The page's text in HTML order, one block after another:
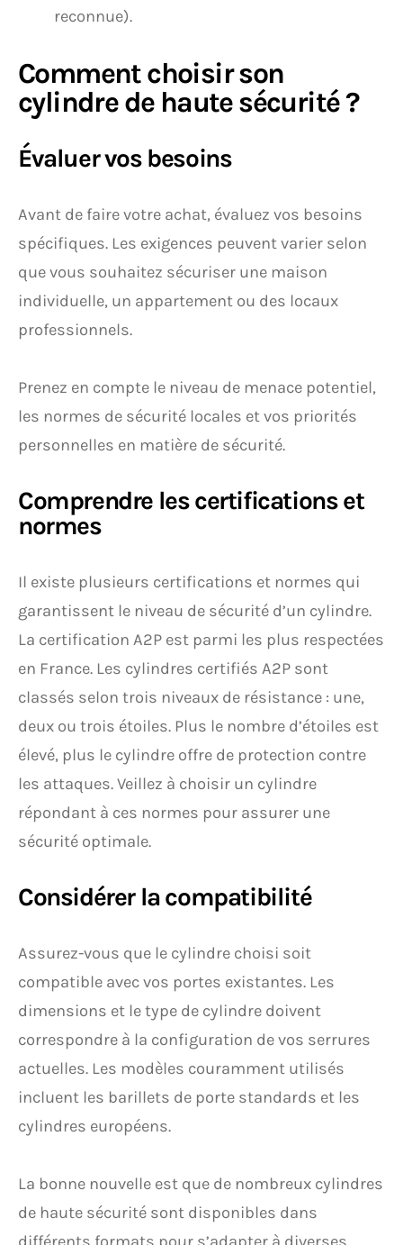
reconnue).
Comment choisir son
cylindre de haute sécurité ?
Évaluer vos besoins
Avant de faire votre achat, évaluez vos besoins
spécifiques. Les exigences peuvent varier selon
que vous souhaitez sécuriser une maison
individuelle, un appartement ou des locaux
professionnels.
Prenez en compte le niveau de menace potentiel,
les normes de sécurité locales et vos priorités
personnelles en matière de sécurité.
Comprendre les certifications et
normes
Il existe plusieurs certifications et normes qui
garantissent le niveau de sécurité d’un cylindre.
La certification A2P est parmi les plus respectées
en France. Les cylindres certifiés A2P sont
classés selon trois niveaux de résistance : une,
deux ou trois étoiles. Plus le nombre d’étoiles est
élevé, plus le cylindre offre de protection contre
les attaques. Veillez à choisir un cylindre
répondant à ces normes pour assurer une
sécurité optimale.
Considérer la compatibilité
Assurez-vous que le cylindre choisi soit
compatible avec vos portes existantes. Les
dimensions et le type de cylindre doivent
correspondre à la configuration de vos serrures
actuelles. Les modèles couramment utilisés
incluent les barillets de porte standards et les
cylindres européens.
La bonne nouvelle est que de nombreux cylindres
de haute sécurité sont disponibles dans